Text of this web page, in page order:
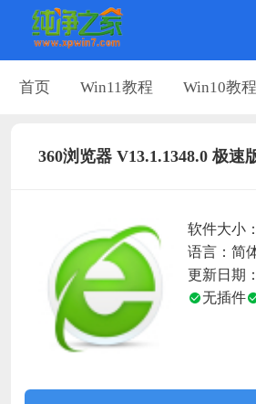
首页 Win11教程 Win10教程
360浏览器 V13.1.1348.0 极速
软件大小
语言：简
更新日期
无插件